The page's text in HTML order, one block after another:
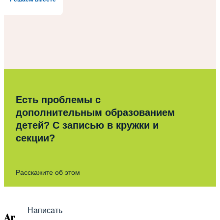
Есть проблемы с
дополнительным образованием
детей? С записью в кружки и
секции?
Расскажите об этом
Написать
Archives